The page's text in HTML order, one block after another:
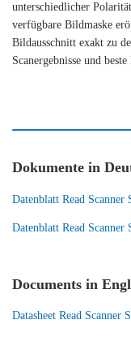
unterschiedlicher
verfügbare Bildmaske
Bildausschnitt exakt zu
Scanergebnisse und
Dokumente in
Datenblatt Read Scanner
Datenblatt Read Scanner
Documents in
Datasheet Read Scanner